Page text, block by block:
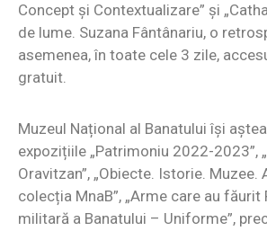
Concept și Contextualizare” și
de lume. Suzana Fântânariu, o
asemenea, în toate cele 3 zile,
gratuit.
Muzeul Național al Banatului își
expozițiile „Patrimoniu 2022-2023”,
Oravitzan”, „Obiecte. Istorie. Muzee.
colecția MnaB”, „Arme care au făurit
militară a Banatului – Uniforme”,